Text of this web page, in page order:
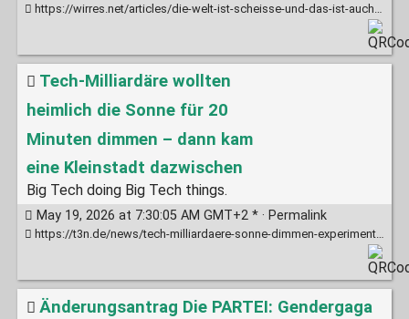
https://wirres.net/articles/die-welt-ist-scheisse-und-das-ist-auch-gut-so
Tech-Milliardäre wollten
heimlich die Sonne für 20
Minuten dimmen – dann kam
eine Kleinstadt dazwischen
Big Tech doing Big Tech things.
May 19, 2026 at 7:30:05 AM GMT+2 * · Permalink
https://t3n.de/news/tech-milliardaere-sonne-dimmen-experiment-gestoppt-1699422/
Änderungsantrag Die PARTEI: Gendergaga